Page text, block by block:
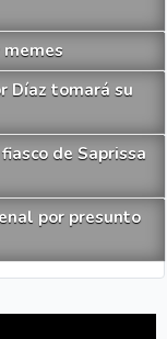
Díaz tomará su
de Saprissa
por presunto